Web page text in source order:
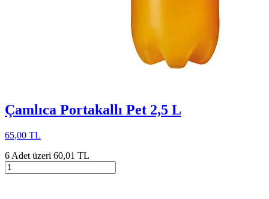
Çamlıca Portakallı Pet 2,5 L
65,00 TL
6 Adet üzeri 60,01 TL